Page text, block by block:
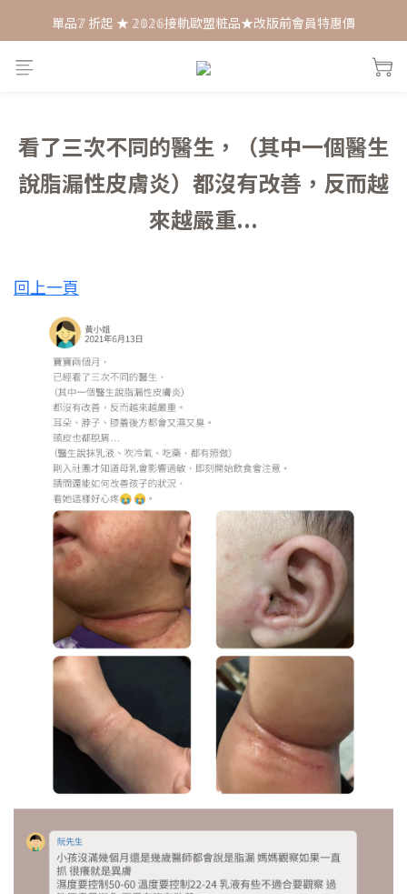
每月打卡📱賺自己的購物金💰
單品𝟟 折起 ★ 𝟚𝟘𝟚𝟞接軌歐盟粧品★改版前會員特惠價
每月打卡📱賺自己的購物金💰
看了三次不同的醫生，（其中一個醫生
說脂漏性皮膚炎）都沒有改善，反而越
來越嚴重...
回上一頁